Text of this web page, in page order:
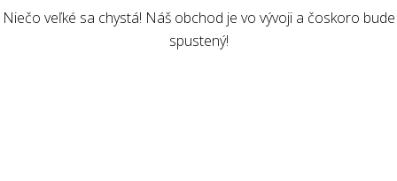
Niečo veľké sa chystá! Náš obchod je vo vývoji a čoskoro bude
spustený!